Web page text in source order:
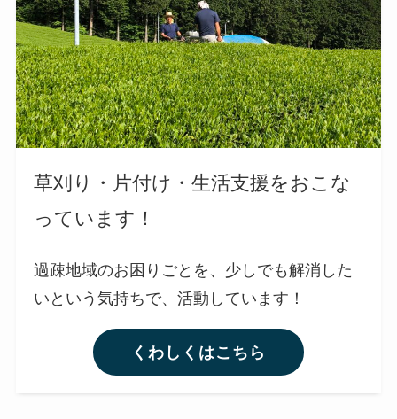
草刈り・片付け・生活支援をおこな
っています！
過疎地域のお困りごとを、少しでも解消した
いという気持ちで、活動しています！
くわしくはこちら